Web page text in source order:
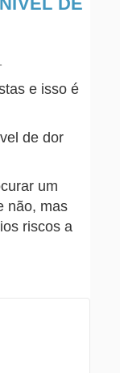
e isso é
de dor
um
não, mas
riscos a